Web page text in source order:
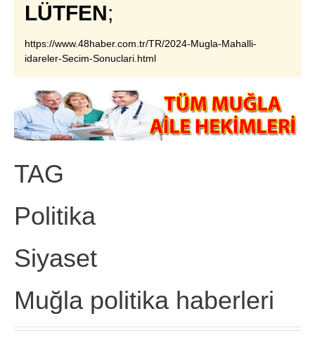
LÜTFEN;
https://www.48haber.com.tr/TR/2024-Mugla-Mahalli-
idareler-Secim-Sonuclari.html
TAG
Politika
Siyaset
Muğla politika haberleri